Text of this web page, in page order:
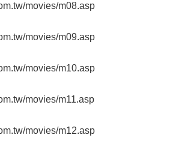
movies/m08.asp
movies/m09.asp
movies/m10.asp
movies/m11.asp
movies/m12.asp